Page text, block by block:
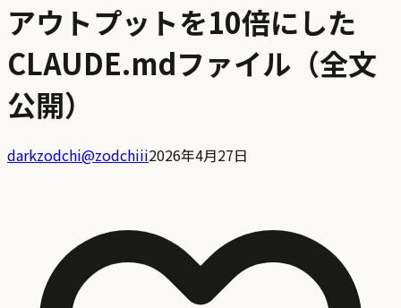
アウトプットを10倍にした
CLAUDE.mdファイル（全文
公開）
darkzodchi@zodchiii2026年4月27日